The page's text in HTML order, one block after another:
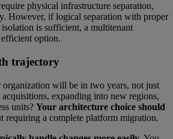
physical infrastructure separation,
However, if logical separation with proper
isolation is sufficient, a multitenant
efficient option.
trajectory
will be in two years, not just
expanding into new regions,
units? Your architecture choice should
requiring a complete platform migration.